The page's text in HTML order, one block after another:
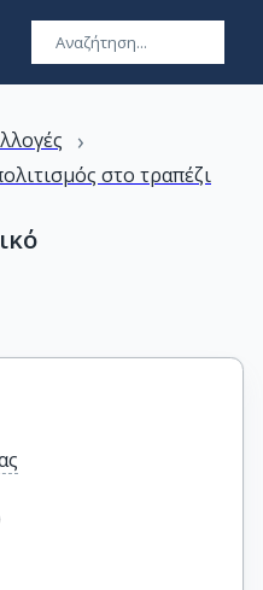
›
στο τραπέζι